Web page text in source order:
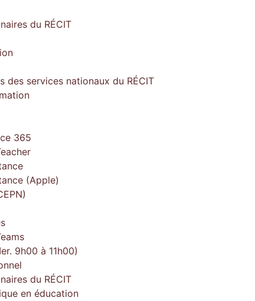
du RÉCIT
des services nationaux du RÉCIT
365
(Apple)
9h00 à 11h00)
du RÉCIT
en éducation